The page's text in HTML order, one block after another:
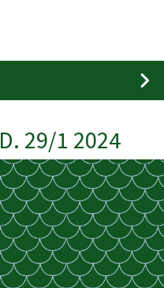
29/1 2024